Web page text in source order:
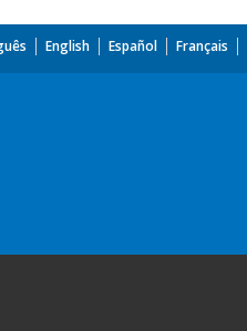
English Español Français